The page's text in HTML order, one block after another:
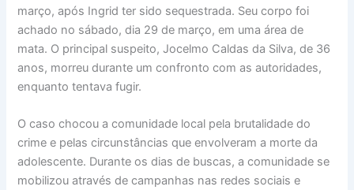
março, após Ingrid ter sido sequestrada. Seu corpo foi
achado no sábado, dia 29 de março, em uma área de
mata. O principal suspeito, Jocelmo Caldas da Silva, de 36
anos, morreu durante um confronto com as autoridades,
enquanto tentava fugir.
O caso chocou a comunidade local pela brutalidade do
crime e pelas circunstâncias que envolveram a morte da
adolescente. Durante os dias de buscas, a comunidade se
mobilizou através de campanhas nas redes sociais e